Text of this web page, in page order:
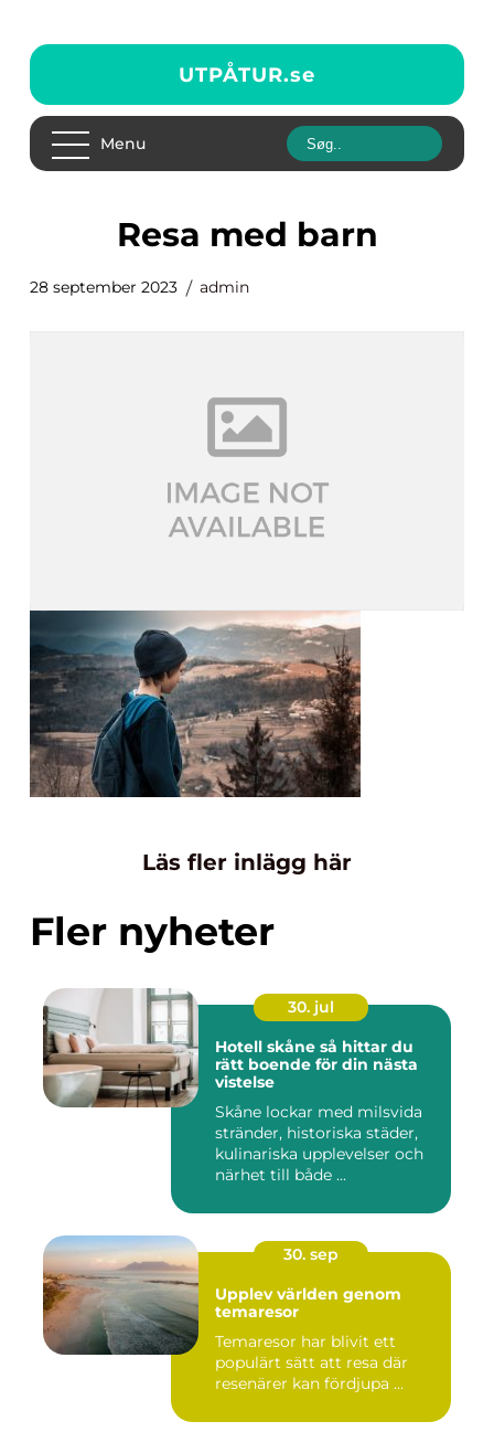
UTPÅTUR.se
Menu
resa med barn
28 september 2023 admin
Läs fler inlägg här
Fler nyheter
30. jul
Hotell skåne så hittar du
rätt boende för din nästa
vistelse
Skåne lockar med milsvida
stränder, historiska städer,
kulinariska upplevelser och
närhet till både ...
30. sep
Upplev världen genom
temaresor
Temaresor har blivit ett
populärt sätt att resa där
resenärer kan fördjupa ...